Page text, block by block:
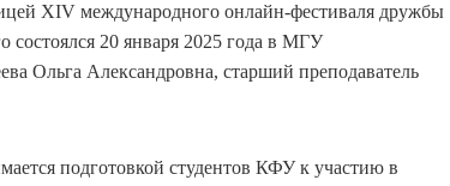
XIV международного онлайн-фестиваля дружбы
20 января 2025 года в МГУ
Ольга Александровна, старший преподаватель
подготовкой студентов КФУ к участию в